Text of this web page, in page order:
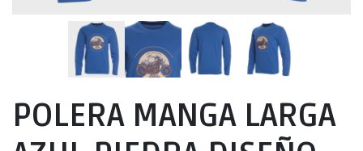
POLERA MANGA LARGA